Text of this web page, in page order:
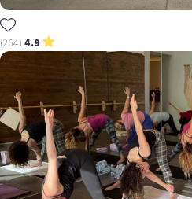
4.9
(264)